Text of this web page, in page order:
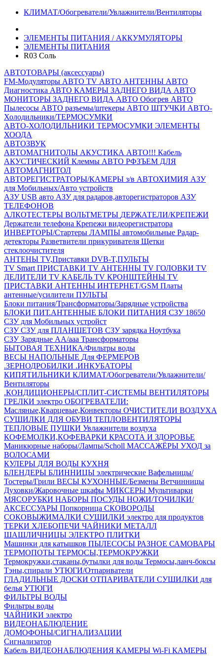
КЛИМАТ/Обогреватели/Увлажнители/Вентиляторы
ЭЛЕМЕНТЫ ПИТАНИЯ / АККУМУЛЯТОРЫ
ЭЛЕМЕНТЫ ПИТАНИЯ
R03 Соль
АВТОТОВАРЫ (аксессуары)
FM-Модуляторы АВТО TV АВТО АНТЕННЫ АВТО
Диагностика АВТО КАМЕРЫ ЗАДНЕГО ВИДА АВТО
МОНИТОРЫ ЗАДНЕГО ВИДА АВТО Обогрев АВТО
Пылесосы АВТО разъемы/штекеры АВТО ШТУЧКИ АВТО-
Холодильники/ТЕРМОСУМКИ
АВТО-ХОЛОДИЛЬНИКИ ТЕРМОСУМКИ ЭЛЕМЕНТЫ
ХООДА
АВТОЗВУК
АВТОМАГНИТОЛЫ АКУСТИКА АВТО!!! Кабель
АКУСТИЧЕСКИЙ Клеммы АВТО РФЗЪЕМ ДЛЯ
АВТОМАГНИТОЛ
АВТОРЕГИСТРАТОРЫ/КАМЕРЫ з/в АВТОХИМИЯ АЗУ
для Мобильных/Авто устройств
АЗУ USB авто АЗУ для радаров,авторегистраторов АЗУ
ТЕЛЕФОНОВ
АЛКОТЕСТЕРЫ ВОЛЬТМЕТРЫ ДЕРЖАТЕЛИ/КРЕПЕЖИ
Держатели телефона Крепежи видеорегистратора
ИНВЕРТОРЫ/Стартеры ЛАМПЫ автомобильные Радар-
детекторы Разветвители прикуривателя Щетки
стеклоочистителя
АНТЕНЫ ТV,Приставки DVB-T,ПУЛЬТЫ
TV Smart ПРИСТАВКИ TV АНТЕННЫ TV ГОЛОВКИ TV
ДЕЛИТЕЛИ TV КАБЕЛЬ TV КРОНШТЕЙНЫ TV
ПРИСТАВКИ АНТЕННЫ ИНТЕРНЕТ/GSM Платы
антенные/усилители ПУЛЬТЫ
Блоки питания/Трансформаторы/Зарядные устройства
БЛОКИ ПИТ.АНТЕННЫЕ БЛОКИ ПИТАНИЯ СЗУ 18650
СЗУ для Мобильных устройст
СЗУСЗУ для ПЛАНШЕТОВ СЗУ зарядка Ноутбука
СЗУ Зарядные АА/ааа Трансформаторы
БЫТОВАЯ ТЕХНИКА/Фильтры воды
ВЕСЫ НАПОЛЬНЫЕ Для ФЕРМЕРОВ
.ЗЕРНОДРОБИЛКИ .ИНКУБАТОРЫ
КИПЯТИЛЬНИКИ КЛИМАТ/Обогреватели/Увлажнители/
Вентиляторы
.КОНДИЦИОНЕРЫ/СПЛИТ-СИСТЕМЫ ВЕНТИЛЯТОРЫ
ГРЕЛКИ электро ОБОГРЕВАТЕЛИ:
Масляные,Кварцевые,Конвекторы ОЧИСТИТЕЛИ ВОЗДУХА
СУШИЛКИ ДЛЯ ОБУВИ ТЕПЛОВЕНТИЛЯТОРЫ
ТЕПЛОВЫЕ ПУШКИ Увлажнители воздуха
КОФЕМОЛКИ,КОФЕВАРКИ КРАСОТА И ЗДОРОВЬЕ
Маникюрные наборы/Лампы/Scholl МАССАЖЁРЫ УХОД за
ВОЛОСАМИ
КУЛЕРЫ ДЛЯ ВОДЫ КУХНЯ
БЛЕНДЕРЫ БЛИННИЦЫ электрические Вафельницы/
Тостеры/Грили ВЕСЫ КУХОННЫЕ/Безмены Ветчинницы
Духовки/Жаровочные шкафы МИКСЕРЫ Мультиварки
МЯСОРУБКИ НАБОРЫ ПОСУДЫ НОЖИ/ТОЧИЛКИ/
АКСЕССУАРЫ Попкорница СКОВОРОДЫ
СОКОВЫЖИМАЛКИ СУШИЛКИ электро для продуктов
ТЕРКИ ХЛЕБОПЕЧИ ЧАЙНИКИ МЕТАЛЛ
ШАШЛИЧНИЦЫ ЭЛЕКТРО ПЛИТКИ
Машинки для катышков ПЫЛЕСОСЫ РАЗНОЕ САМОВАРЫ
ТЕРМОПОТЫ ТЕРМОСЫ,ТЕРМОКРУЖКИ
Термокружки,стаканы,бутылки для воды Термосы,ланч-боксы
Тэны,спирали УТЮГИ/Отпариватели
ГЛАДИЛЬНЫЕ ДОСКИ ОТПАРИВАТЕЛИ СУШИЛКИ для
белья УТЮГИ
ФИЛЬТРЫ ВОДЫ
Фильтры воды
ЧАЙНИКИ электро
ВИДЕОНАБЛЮДЕНИЕ
ДОМОФОНЫ/СИГНАЛИЗАЦИИ
Сигнализатор
Кабель ВИДЕОНАБЛЮДЕНИЯ КАМЕРЫ Wi-Fi КАМЕРЫ